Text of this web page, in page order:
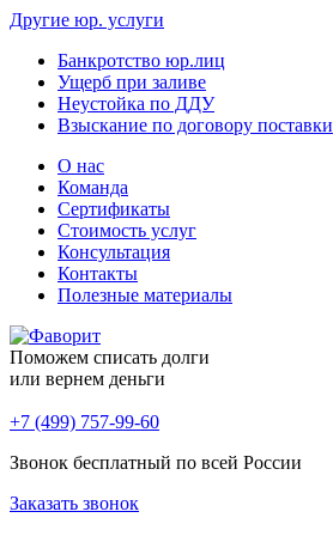
Другие юр. услуги
Банкротство юр.лиц
Ущерб при заливе
Неустойка по ДДУ
Взыскание по договору поставки
О нас
Команда
Сертификаты
Стоимость услуг
Консультация
Контакты
Полезные материалы
Поможем списать долги
или вернем деньги
+7 (499) 757-99-60
Звонок бесплатный по всей России
Заказать звонок